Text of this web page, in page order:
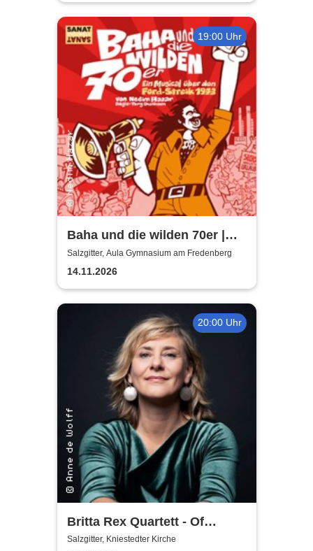
19:00 Uhr
Baha und die wilden 70er |
Aula Gymnasium am
Fredenberg
Salzgitter, Aula Gymnasium am Fredenberg
14.11.2026
20:00 Uhr
Britta Rex Quartett - Of
Witches, Queens & Heroines
Salzgitter, Kniestedter Kirche